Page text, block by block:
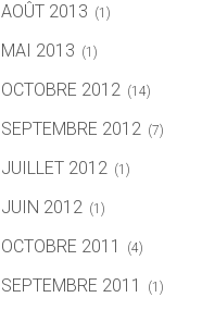
AOÛT 2013 (1)
MAI 2013 (1)
OCTOBRE 2012 (14)
SEPTEMBRE 2012 (7)
JUILLET 2012 (1)
JUIN 2012 (1)
OCTOBRE 2011 (4)
SEPTEMBRE 2011 (1)